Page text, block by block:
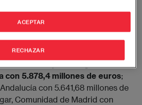
en ropa per cápita asciendan a
Para el 2023, el gasto en ropa
autónomas que más gastan en
con 5.878,4 millones de euros;
con 5.641,68 millones de
Comunidad de Madrid con
RECHAZAR
ACEPTAR